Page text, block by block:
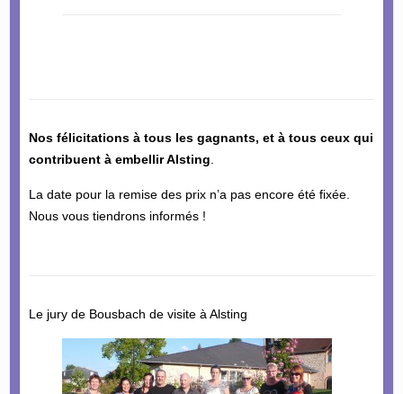
Nos félicitations à tous les gagnants, et à tous ceux qui
contribuent à embellir Alsting.
La date pour la remise des prix n’a pas encore été fixée.
Nous vous tiendrons informés !
Le jury de Bousbach de visite à Alsting